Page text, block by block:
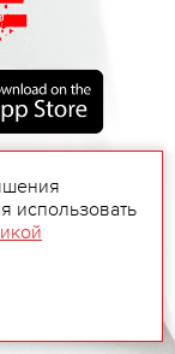
использовать